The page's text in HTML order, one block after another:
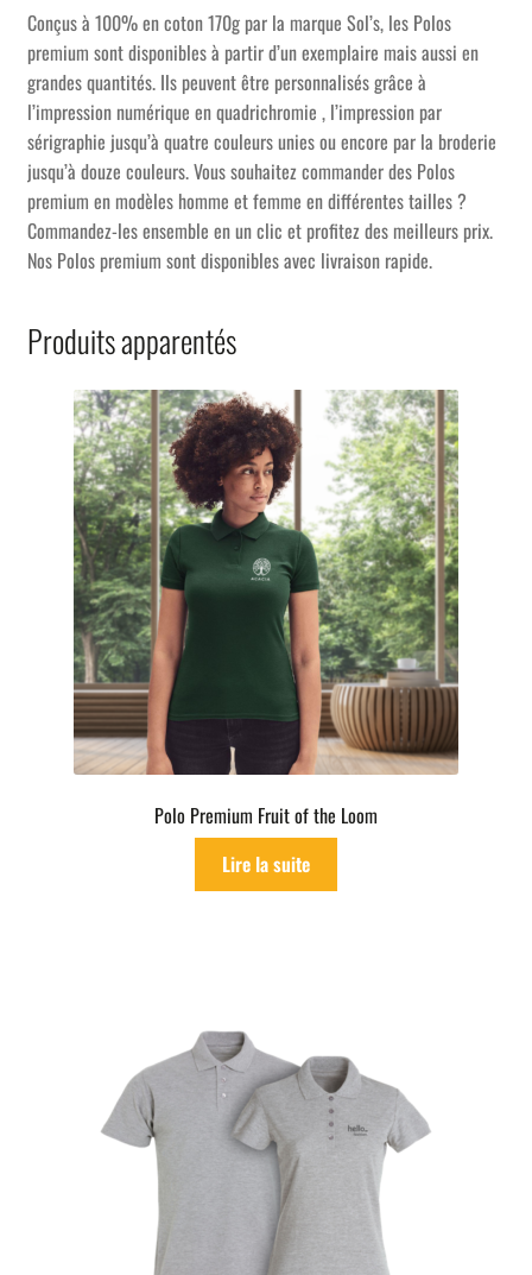
Conçus à 100% en coton 170g par la marque Sol’s, les Polos
premium sont disponibles à partir d’un exemplaire mais aussi en
grandes quantités. Ils peuvent être personnalisés grâce à
l’impression numérique en quadrichromie , l’impression par
sérigraphie jusqu’à quatre couleurs unies ou encore par la broderie
jusqu’à douze couleurs. Vous souhaitez commander des Polos
premium en modèles homme et femme en différentes tailles ?
Commandez-les ensemble en un clic et profitez des meilleurs prix.
Nos Polos premium sont disponibles avec livraison rapide.
Produits apparentés
Polo Premium Fruit of the Loom
Lire la suite